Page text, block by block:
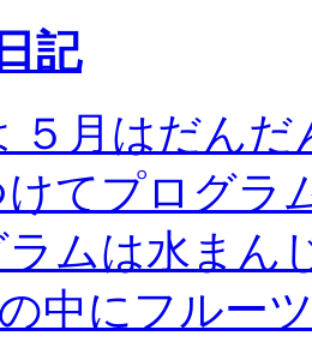
記
５月はだん
てプログラ
ムは水まん
中にフルー